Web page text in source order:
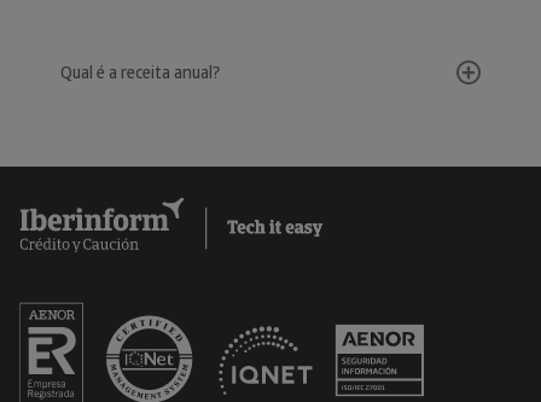
Qual é a receita anual?